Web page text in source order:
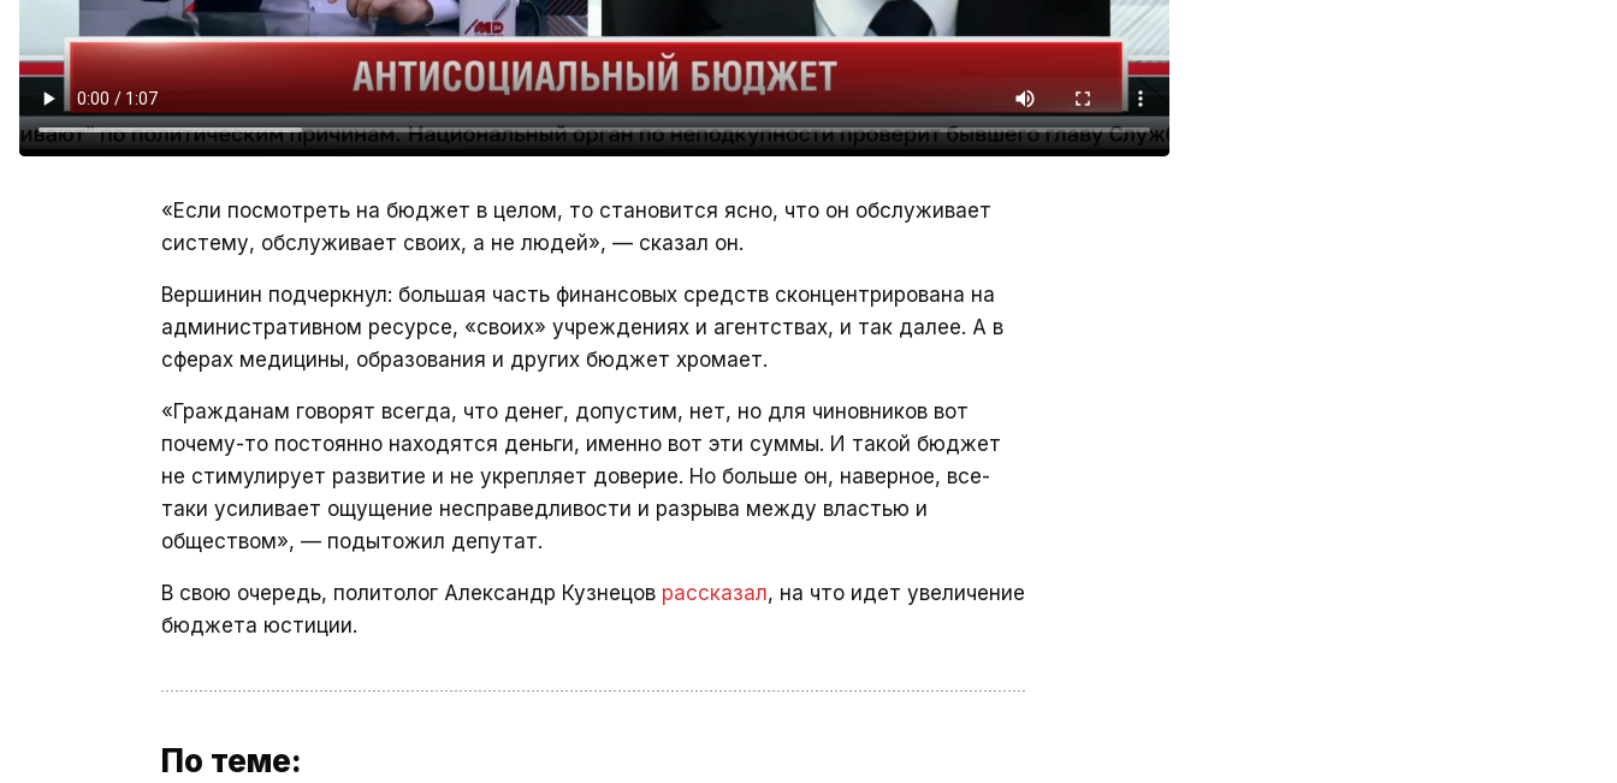
«Если посмотреть на бюджет в целом, то становится ясно, что он обслуживает
систему, обслуживает своих, а не людей», — сказал он.
Вершинин подчеркнул: большая часть финансовых средств сконцентрирована на
административном ресурсе, «своих» учреждениях и агентствах, и так далее. А в
сферах медицины, образования и других бюджет хромает.
«Гражданам говорят всегда, что денег, допустим, нет, но для чиновников вот
почему-то постоянно находятся деньги, именно вот эти суммы. И такой бюджет
не стимулирует развитие и не укрепляет доверие. Но больше он, наверное, все-
таки усиливает ощущение несправедливости и разрыва между властью и
обществом», — подытожил депутат.
В свою очередь, политолог Александр Кузнецов рассказал, на что идет увеличение
бюджета юстиции.
По теме: